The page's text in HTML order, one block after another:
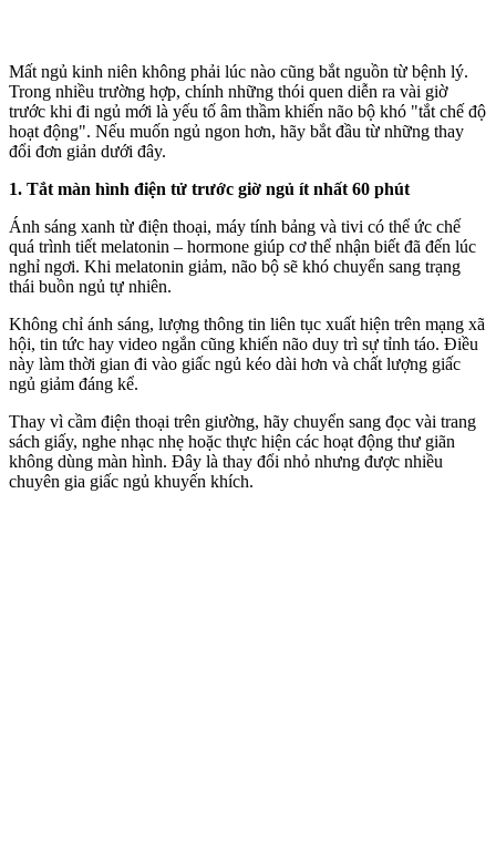
Mất ngủ kinh niên không phải lúc nào cũng bắt nguồn từ bệnh lý.
Trong nhiều trường hợp, chính những thói quen diễn ra vài giờ
trước khi đi ngủ mới là yếu tố âm thầm khiến não bộ khó "tắt chế độ
hoạt động". Nếu muốn ngủ ngon hơn, hãy bắt đầu từ những thay
đổi đơn giản dưới đây.
1. Tắt màn hình điện tử trước giờ ngủ ít nhất 60 phút
Ánh sáng xanh từ điện thoại, máy tính bảng và tivi có thể ức chế
quá trình tiết melatonin – hormone giúp c‌ơ th‌ể nhận biết đã đến lúc
nghỉ ngơi. Khi melatonin giảm, não bộ sẽ khó chuyển sang trạng
thái buồn ngủ tự nhiên.
Không chỉ ánh sáng, lượng thông tin liên tục xuất hiện trên mạng xã
hội, tin tức hay video ngắn cũng khiến não duy trì sự tỉnh táo. Điều
này làm thời gian đi vào giấc ngủ kéo dài hơn và chất lượng giấc
ngủ giảm đáng kể.
Thay vì cầm điện thoại trên giường, hãy chuyển sang đọc vài trang
sách giấy, nghe nhạc nhẹ hoặc thực hiện các hoạt động thư giãn
không dùng màn hình. Đây là thay đổi nhỏ nhưng được nhiều
chuyên gia giấc ngủ khuyến khích.